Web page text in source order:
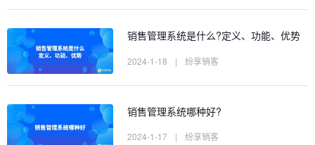
销售管理系统是什么?定义、功能、优势
2024-1-18 | 纷享销客
销售管理系统哪种好?
2024-1-17 | 纷享销客